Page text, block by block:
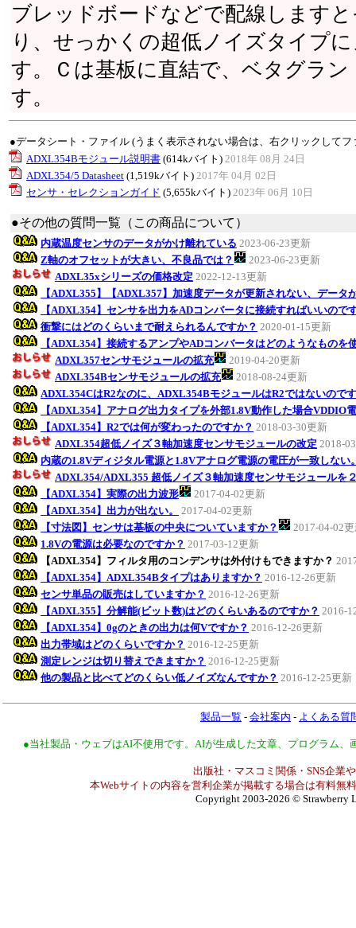
ブレッドボードなどで配線します
り、せっかくの超低ノイズタイプ
す。Ｃは基板に直結で、ベタグラ
す。
●データシート・ファイル (うまく表示されない場合は、右クリックして
ADXL354Bモジュール説明書 (614kバイト) 2018年 08月 24日
ADXL354/5 Datasheet (1,519kバイト) 2017年 04月 02日
センサ・セレクションガイド (5,655kバイト) 2023年 06月 10日
●その他の質問一覧（この商品について）
内蔵温度センサのデータがかけ離れている 2023-06-23更新
Z軸のオフセットが大きい、不良品では？
2023-06-23更新
ADXL35xシリーズの価格改定 2022-12-13更新
【ADXL355】【ADXL357】加速度データが更新されない、データ
【ADXL354】センサを出力をADコンバータに接続すればいいので
衝撃にはどのくらいまで耐えられるんですか？ 2020-01-15更新
【ADXL354】接続するアンプやADコンバータはどのようなものを
ADXL357センサモジュールの拡充
2019-04-20更新
ADXL354Bセンサモジュールの拡充
2018-08-24更新
ADXL354CはR2なのに、ADXL354BモジュールはR2ではないので
【ADXL354】アナログ出力タイプを外部1.8V動作した場合VDDIO
【ADXL354】R2では何が変わったのですか？ 2018-03-30更新
ADXL354超低ノイズ３軸加速度センサモジュールの改定 2018-
内蔵の1.8Vディジタル電源と1.8Vアナログ電源の電圧が一致しない
ADXL354/ADXL355 超低ノイズ３軸加速度センサモジュールを
【ADXL354】実際の出力波形
2017-04-02更新
【ADXL354】出力が出ない。
2017-04-02更新
【寸法図】センサは基板の中央についていますか？
2017-04-02
1.8Vの電源は必要なのですか？ 2017-03-12更新
【ADXL354】フィルタ用のコンデンサは外付けもできますか？
【ADXL354】ADXL354Bタイプはありますか？ 2016-12-26更新
センサ単品の販売はしていますか？ 2016-12-26更新
【ADXL355】分解能(ビット数)はどのくらいあるのですか？ 2016-
【ADXL354】0gのときの出力は何Vですか？ 2016-12-26更新
出力帯域はどのくらいですか？ 2016-12-25更新
測定レンジは切り替えできますか？ 2016-12-25更新
他の製品と比べてどのくらい低ノイズなんですか？ 2016-12-25更新
製品一覧 - 会社案内 - よくある質
●当社製品・ウェブはAI不使用です。AIが生成した文章、プログラム
出版社・マスコミ関係・SNS企業
本Webサイトの内容を営利企業が掲載する場合は有料無
Copyright 2003-2026 © Strawberry